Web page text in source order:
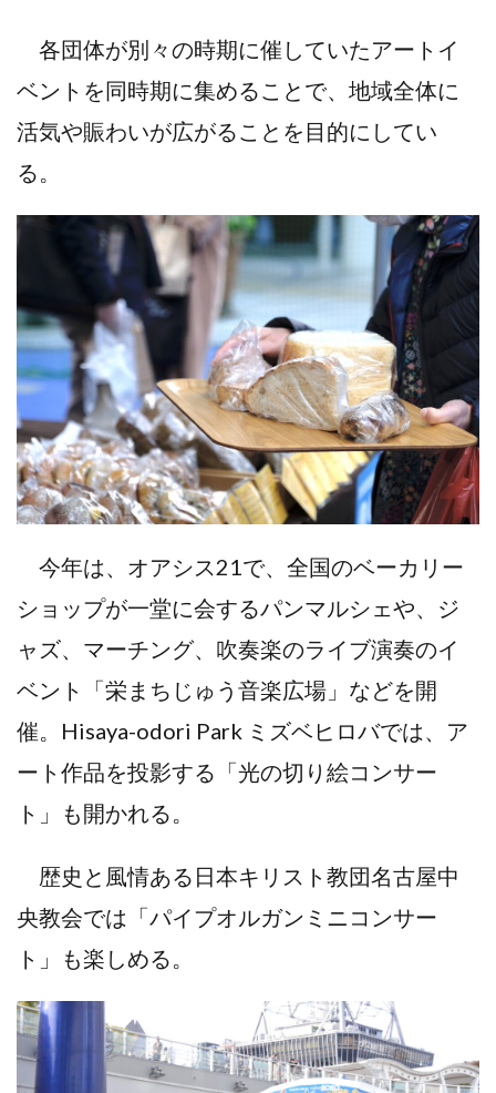
各団体が別々の時期に催していたアートイ
ベントを同時期に集めることで、地域全体に
活気や賑わいが広がることを目的にしてい
る。
今年は、オアシス21で、全国のベーカリー
ショップが一堂に会するパンマルシェや、ジ
ャズ、マーチング、吹奏楽のライブ演奏のイ
ベント「栄まちじゅう音楽広場」などを開
催。Hisaya-odori Park ミズベヒロバでは、ア
ート作品を投影する「光の切り絵コンサー
ト」も開かれる。
歴史と風情ある日本キリスト教団名古屋中
央教会では「パイプオルガンミニコンサー
ト」も楽しめる。